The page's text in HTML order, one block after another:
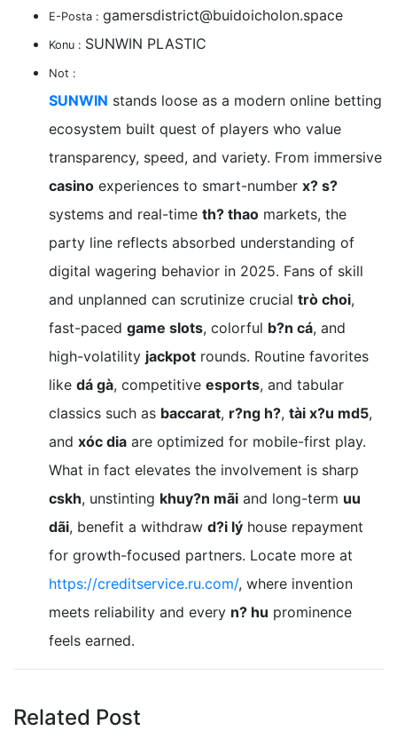
E-Posta : gamersdistrict@buidoicholon.space
Konu : SUNWIN PLASTIC
Not :
SUNWIN stands loose as a modern online betting
ecosystem built quest of players who value
transparency, speed, and variety. From immersive
casino experiences to smart-number x? s?
systems and real-time th? thao markets, the
party line reflects absorbed understanding of
digital wagering behavior in 2025. Fans of skill
and unplanned can scrutinize crucial trò choi,
fast-paced game slots, colorful b?n cá, and
high-volatility jackpot rounds. Routine favorites
like dá gà, competitive esports, and tabular
classics such as baccarat, r?ng h?, tài x?u md5,
and xóc dia are optimized for mobile-first play.
What in fact elevates the involvement is sharp
cskh, unstinting khuy?n mãi and long-term uu
dãi, benefit a withdraw d?i lý house repayment
for growth-focused partners. Locate more at
https://creditservice.ru.com/, where invention
meets reliability and every n? hu prominence
feels earned.
Related Post